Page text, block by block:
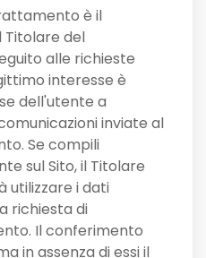
è il
Titolare del
alle richieste
interesse è
dell'utente a
inviate al
Se compili
sul Sito, il Titolare
i dati
richiesta di
Il conferimento
in assenza di essi il